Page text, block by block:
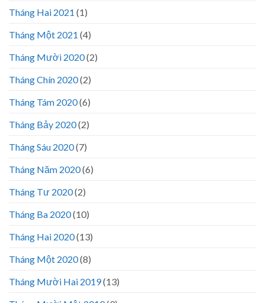
Tháng Hai 2021 (1)
Tháng Một 2021 (4)
Tháng Mười 2020(2)
Tháng Chín 2020(2)
Tháng Tám 2020(6)
Tháng Bảy 2020(2)
Tháng Sáu 2020(7)
Tháng Năm 2020(6)
Tháng Tư 2020(2)
Tháng Ba 2020(10)
Tháng Hai 2020(13)
Tháng Một 2020(8)
Tháng Mười Hai 2019(13)